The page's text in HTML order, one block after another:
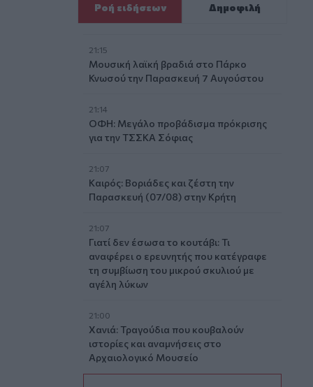
Ροή ειδήσεων Δημοφιλή
21:15
Μουσική λαϊκή βραδιά στο Πάρκο
Κνωσού την Παρασκευή 7 Αυγούστου
21:14
ΟΦΗ: Μεγάλο προβάδισμα πρόκρισης
για την ΤΣΣΚΑ Σόφιας
21:07
Καιρός: Βοριάδες και ζέστη την
Παρασκευή (07/08) στην Κρήτη
21:07
Γιατί δεν έσωσα το κουτάβι: Τι
αναφέρει ο ερευνητής που κατέγραφε
τη συμβίωση του μικρού σκυλιού με
αγέλη λύκων
21:00
Χανιά: Τραγούδια που κουβαλούν
ιστορίες και αναμνήσεις στο
Αρχαιολογικό Μουσείο